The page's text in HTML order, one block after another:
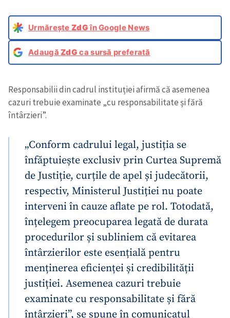
Urmărește ZdGîn Google News
AdaugăZdG ca sursă preferată
Responsabilii din cadrul instituției afirmă că asemenea
cazuri trebuie examinate „cu responsabilitate și fără
întârzieri”.
„Conform cadrului legal, justiția se
înfăptuiește exclusiv prin Curtea Supremă
de Justiție, curțile de apel și judecătorii,
respectiv, Ministerul Justiției nu poate
interveni în cauze aflate pe rol. Totodată,
înțelegem preocuparea legată de durata
procedurilor și subliniem că evitarea
întârzierilor este esențială pentru
menținerea eficienței și credibilității
justiției. Asemenea cazuri trebuie
examinate cu responsabilitate și fără
întârzieri”, se spune în comunicatul